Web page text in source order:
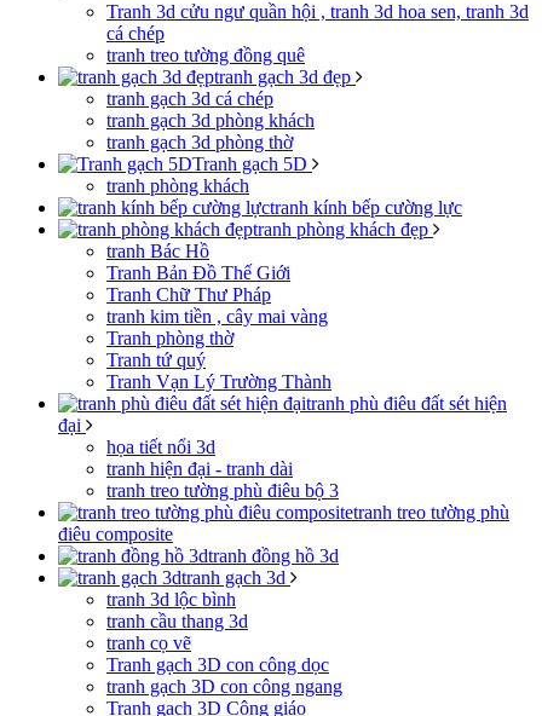
Tranh 3d cửu ngư quần hội , tranh 3d hoa sen, tranh 3d
cá chép
tranh treo tường đồng quê
tranh gạch 3d đẹp
tranh gạch 3d cá chép
tranh gạch 3d phòng khách
tranh gạch 3d phòng thờ
Tranh gạch 5D
tranh phòng khách
tranh kính bếp cường lực
tranh phòng khách đẹp
tranh Bác Hồ
Tranh Bản Đồ Thế Giới
Tranh Chữ Thư Pháp
tranh kim tiền , cây mai vàng
Tranh phòng thờ
Tranh tứ quý
Tranh Vạn Lý Trường Thành
tranh phù điêu đất sét hiện
đại
họa tiết nổi 3d
tranh hiện đại - tranh dài
tranh treo tường phù điêu bộ 3
tranh treo tường phù
điêu composite
tranh đồng hồ 3d
tranh gạch 3d
tranh 3d lộc bình
tranh cầu thang 3d
tranh cọ vẽ
Tranh gạch 3D con công dọc
tranh gạch 3D con công ngang
Tranh gạch 3D Công giáo